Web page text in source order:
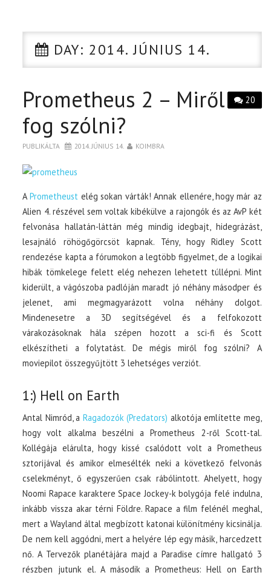
CIKK
PÓLÓ RENDELÉS
DAY: 2014. JÚNIUS 14.
20
Prometheus 2 – Miről
fog szólni?
PUBLIKÁLTA 2014. JÚNIUS 14. KOIMBRA
APrometheustelég sokan várták! Annak ellenére, hogy már az
Alien 4. részével sem voltak kibékülve a rajongók és az AvP két
felvonása hallatán-láttán még mindig idegbajt, hidegrázást,
lesajnáló röhögőgörcsöt kapnak. Tény, hogy Ridley Scott
rendezése kapta a fórumokon a legtöbb figyelmet, de a logikai
hibák tömkelege felett elég nehezen lehetett túllépni. Mint
kiderült, a vágószoba padlóján maradt jó néhány másodper és
jelenet, ami megmagyarázott volna néhány dolgot.
Mindenesetre a 3D segítségével és a felfokozott
várakozásoknak hála szépen hozott a sci-fi és Scott
elkészítheti a folytatást. De mégis miről fog szólni? A
moviepilot összegyűjtött 3 lehetséges verziót.
1:) Hell on Earth
Antal Nimród, a Ragadozók (Predators) alkotója említette meg,
hogy volt alkalma beszélni a Prometheus 2-ről Scott-tal.
Kollégája elárulta, hogy kissé csalódott volt a Prometheus
sztorijával és amikor elmesélték neki a következő felvonás
cselekményt, ő egyszerűen csak rábólintott. Ahelyett, hogy
Noomi Rapace karaktere Space Jockey-k bolygója felé indulna,
inkább vissza akar térni Földre. Rapace a film felénél meghal,
mert a Wayland által megbízott katonai különítmény kicsinálja.
De nem kell aggódni, mert a helyére lép egy másik, harcedzett
nő. A Tervezők planétájára majd a Paradise címre hallgató 3
részben jutunk el. A második a Prometheus: Hell on Earth